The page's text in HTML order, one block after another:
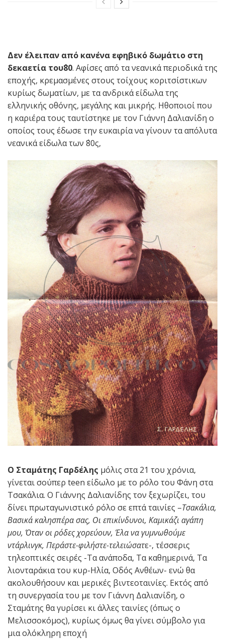
Δεν έλειπαν από κανένα εφηβικό δωμάτιο στη
δεκαετία του΄80. Αφίσες από τα νεανικά περιοδικά της
εποχής, κρεμασμένες στους τοίχους κοριτσίστικων
κυρίως δωματίων, με τα ανδρικά είδωλα της
ελληνικής οθόνης, μεγάλης και μικρής. Hθοποιοί που
η καριέρα τους ταυτίστηκε με τον Γιάννη Δαλιανίδη ο
οποίος τους έδωσε την ευκαιρία να γίνουν τα απόλυτα
νεανικά είδωλα των ΄80ς,
Ο Σταμάτης Γαρδέλης μόλις στα 21 του χρόνια,
γίνεται σούπερ teen είδωλο με το ρόλο του Φάνη στα
Τσακάλια. Ο Γιάννης Δαλιανίδης τον ξεχωρίζει, του
δίνει πρωταγωνιστικό ρόλο σε επτά ταινίες –Τσακάλια,
Βασικά καλησπέρα σας, Οι επικίνδυνοι, Καμικάζι αγάπη
μου, Όταν οι ρόδες χορεύουν, Έλα να γυμνωθούμε
ντάρλινγκ, Περάστε-φιλήστε-τελειώσατε-, τέσσερις
τηλεοπτικές σειρές -Τα ανάποδα, Τα καθημερινά, Τα
λιονταράκια του κυρ-Ηλία, Οδός Ανθέων- ενώ θα
ακολουθήσουν και μερικές βιντεοταινίες. Εκτός από
τη συνεργασία του με τον Γιάννη Δαλιανίδη, ο
Σταμάτης θα γυρίσει κι άλλες ταινίες (όπως ο
Μελισσοκόμος), κυρίως όμως θα γίνει σύμβολο για
μια ολόκληρη εποχή